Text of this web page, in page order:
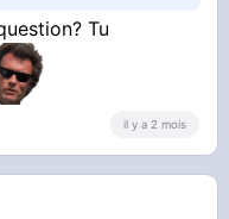
Tu
il y a 2 mois